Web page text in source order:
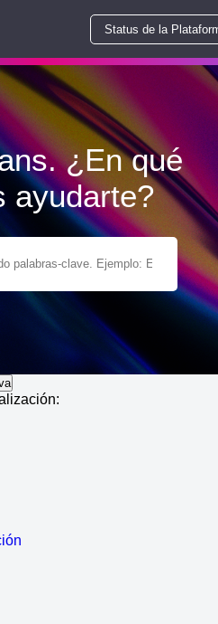
Status de la
¿En qué
ayudarte?